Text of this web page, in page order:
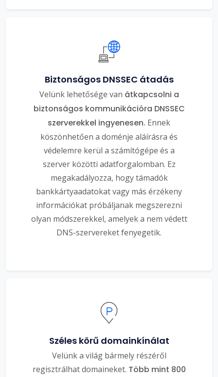
Biztonságos DNSSEC átadás
Velünk lehetősége van átkapcsolni a
biztonságos kommunikációra DNSSEC
szerverekkel ingyenesen. Ennek
köszönhetően a doménje aláírásra és
védelemre kerül a számítógépe és a
szerver közötti adatforgalomban. Ez
megakadályozza, hogy támadók
bankkártyaadatokat vagy más érzékeny
információkat próbáljanak megszerezni
olyan módszerekkel, amelyek a nem védett
DNS-szervereket fenyegetik.
Széles körű domainkínálat
Velünk a világ bármely részéről
regisztrálhat domaineket. Több mint 800